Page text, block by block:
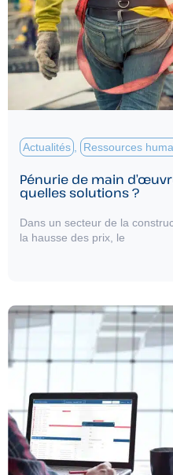
Actualités Ressources
Pénurie de main
quelles solutions ?
Dans un secteur de la
la hausse des prix, le